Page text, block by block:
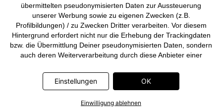
übermittelten pseudonymisierten Daten zur Aussteuerung
unserer Werbung sowie zu eigenen Zwecken (z.B.
Profilbildungen) / zu Zwecken Dritter verarbeiten. Vor diesem
Hintergrund erfordert nicht nur die Erhebung der Trackingdaten
bzw. die Übermittlung Deiner pseudonymisierten Daten, sondern
auch deren Weiterverarbeitung durch diese Anbieter einer
Deine pseudonymisierten Daten erst dann übermittelt, wenn Du
auf den in dem Banner auf bonprix.de wiedergebenden Button
Unternehmen: Meta Platforms Ireland Limited, Google Ireland
Einstellungen OK
Einwilligung ablehnen